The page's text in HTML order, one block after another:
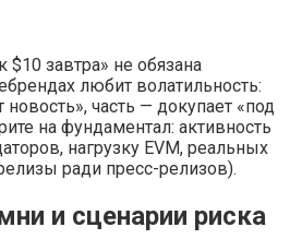
завтра» не обязана
любит волатильность:
новость», часть — докупает «под
на фундаментал: активность
нагрузку EVM, реальных
ради пресс-релизов).
и сценарии риска